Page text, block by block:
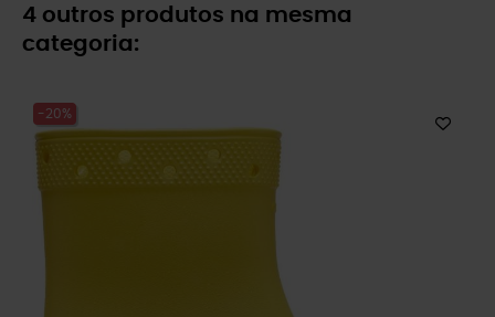
4 outros produtos na mesma
categoria:
-20%